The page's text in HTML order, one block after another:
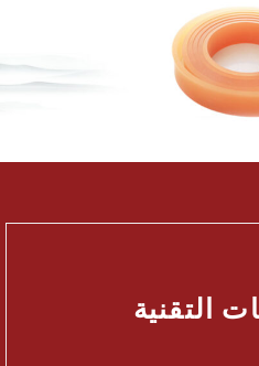
التقنية